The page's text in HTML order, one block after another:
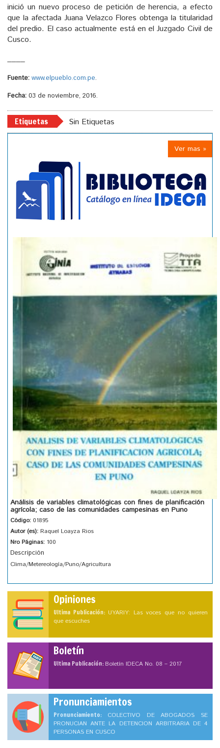
inició un nuevo proceso de petición de herencia, a efecto
que la afectada Juana Velazco Flores obtenga la titularidad
del predio. El caso actualmente está en el Juzgado Civil de
Cusco.
Fuente: www.elpueblo.com.pe.
Fecha: 03 de noviembre, 2016.
Etiquetas Sin Etiquetas
Ver mas »
Análisis de variables climatológicas con fines de planificación
agrícola; caso de las comunidades campesinas en Puno
Código: 01895
Autor (es): Raquel Loayza Rios
Nro Páginas: 100
Descripción
Clima/Metereología/Puno/Agricultura
Opiniones
Ultima Publicación: UYARIY: Las voces que no quieren
que escuches
Boletín
Ultima Publicación:Boletín IDECA No. 08 – 2017
Pronunciamientos
Pronunciamiento: COLECTIVO DE ABOGADOS SE
PRONUCIAN ANTE LA DETENCION ARBITRARIA DE 4
PERSONAS EN CUSCO